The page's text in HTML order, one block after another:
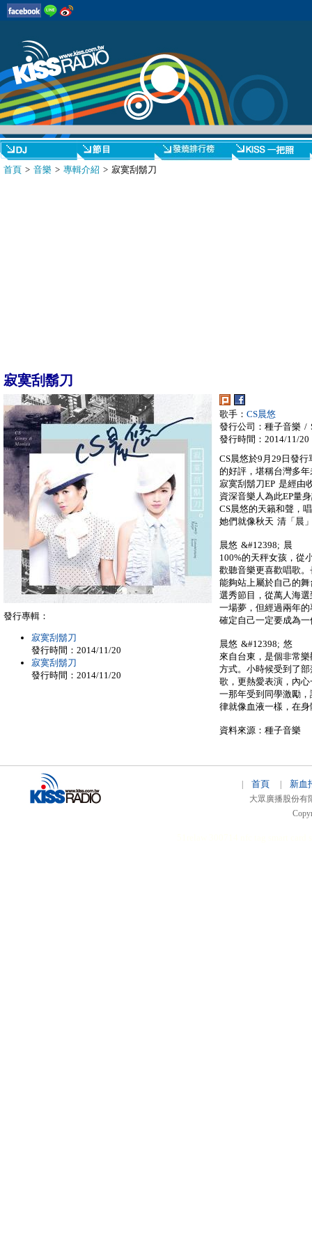
首頁 > 音樂 > 專輯介紹 > 寂寞刮鬍刀
寂寞刮鬍刀
歌手： CS晨悠
發行公司：種子音樂 /
發行時間：2014/11/20
CS晨悠於9月29日發
的好評，堪稱台灣多
寂寞刮鬍刀EP 是經由
資深音樂人為此EP量
CS晨悠的天籟和聲，
她們就像秋天 清「晨
晨悠 &#12398; 晨
100%的天秤女孩，從
歡聽音樂更喜歡唱歌
能夠站上屬於自己的
選秀節目，從萬人海
一場夢，但經過兩年
確定自己一定要成為
晨悠 &#12398; 悠
來自台東，是個非常
方式。小時候受到了
歌，更熱愛表演，內
一那年受到同學激勵
律就像血液一樣，在
資料來源：種子音樂
發行專輯：
寂寞刮鬍刀
發行時間：2014/11/20
寂寞刮鬍刀
發行時間：2014/11/20
首頁 新血
大眾廣播股份有